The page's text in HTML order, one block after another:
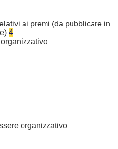
ai premi (da pubblicare in
4
organizzativo